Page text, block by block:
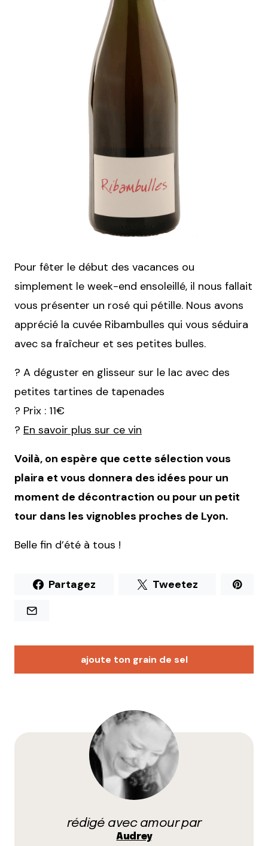
Pour fêter le début des vacances ou
simplement le week-end ensoleillé, il nous fallait
vous présenter un rosé qui pétille. Nous avons
apprécié la cuvée Ribambulles qui vous séduira
avec sa fraîcheur et ses petites bulles.
? A déguster en glisseur sur le lac avec des
petites tartines de tapenades
? Prix : 11€
? En savoir plus sur ce vin
Voilà, on espère que cette sélection vous
plaira et vous donnera des idées pour un
moment de décontraction ou pour un petit
tour dans les vignobles proches de Lyon.
Belle fin d’été à tous !
Partagez Tweetez
ajoute ton grain de sel
Votre adresse e-mail ne sera pas publiée.
champs obligatoires sont indiqués avec
Prévenez-moi de tous les nouveaux commentaires
rédigé avec amour par
Audrey